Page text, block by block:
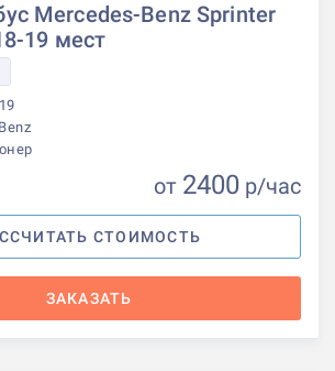
Mercedes-Benz Sprinter
19 мест
19
от 2400 р/час
СТОИМОСТЬ
ЗАКАЗАТЬ